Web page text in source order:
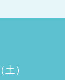
（土）